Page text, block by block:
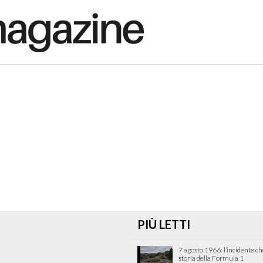
PIÙ LETTI
7 agosto 1966: l’incidente
storia della Formula 1